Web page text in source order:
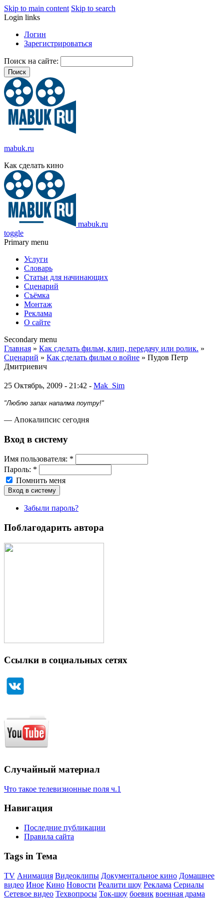
Skip to main content Skip to search
Login links
Логин
Зарегистрироваться
Поиск на сайте:
mabuk.ru
Как сделать кино
mabuk.ru
toggle
Primary menu
Услуги
Словарь
Статьи для начинающих
Сценарий
Съёмка
Монтаж
Реклама
О сайте
Secondary menu
Главная » Как сделать фильм, клип, передачу или ролик. »
Сценарий » Как сделать фильм о войне » Пудов Петр
Дмитриевич
25 Октябрь, 2009 - 21:42 - Mak_Sim
"Люблю запах напалма поутру!"
— Апокалипсис сегодня
Вход в систему
Имя пoльзовaтeля: *
Пароль: *
Помнить меня
Забыли пароль?
Поблагодарить автора
Ссылки в социальных сетях
Случайный материал
Что такое телевизионные поля ч.1
Навигация
Последние публикации
Правила сайта
Tags in Тема
TV Анимация Видеоклипы Документальное кино Домашнее
видео Иное Кино Новости Реалити шоу Реклама Сериалы
Сетевое видео Техвопросы Ток-шоу боевик военная драма